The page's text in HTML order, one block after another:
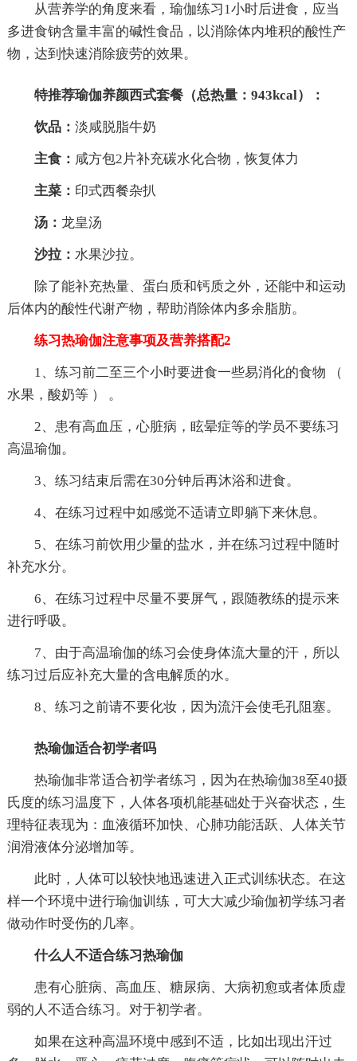
从营养学的角度来看，瑜伽练习1小时后进食，应当
多进食钠含量丰富的碱性食品，以消除体内堆积的酸性产
物，达到快速消除疲劳的效果。
特推荐瑜伽养颜西式套餐（总热量：943kcal）：
饮品： 淡咸脱脂牛奶
主食： 咸方包2片补充碳水化合物，恢复体力
主菜： 印式西餐杂扒
汤： 龙皇汤
沙拉： 水果沙拉。
除了能补充热量、蛋白质和钙质之外，还能中和运动
后体内的酸性代谢产物，帮助消除体内多余脂肪。
练习热瑜伽注意事项及营养搭配2
1、练习前二至三个小时要进食一些易消化的食物 （
水果，酸奶等 ） 。
2、患有高血压，心脏病，眩晕症等的学员不要练习
高温瑜伽。
3、练习结束后需在30分钟后再沐浴和进食。
4、在练习过程中如感觉不适请立即躺下来休息。
5、在练习前饮用少量的盐水，并在练习过程中随时
补充水分。
6、在练习过程中尽量不要屏气，跟随教练的提示来
进行呼吸。
7、由于高温瑜伽的练习会使身体流大量的汗，所以
练习过后应补充大量的含电解质的水。
8、练习之前请不要化妆，因为流汗会使毛孔阻塞。
热瑜伽适合初学者吗
热瑜伽非常适合初学者练习，因为在热瑜伽38至40摄
氏度的练习温度下，人体各项机能基础处于兴奋状态，生
理特征表现为：血液循环加快、心肺功能活跃、人体关节
润滑液体分泌增加等。
此时，人体可以较快地迅速进入正式训练状态。在这
样一个环境中进行瑜伽训练，可大大减少瑜伽初学练习者
做动作时受伤的几率。
什么人不适合练习热瑜伽
患有心脏病、高血压、糖尿病、大病初愈或者体质虚
弱的人不适合练习。对于初学者。
如果在这种高温环境中感到不适，比如出现出汗过